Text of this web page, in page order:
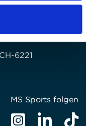
6221
MS Sports folgen